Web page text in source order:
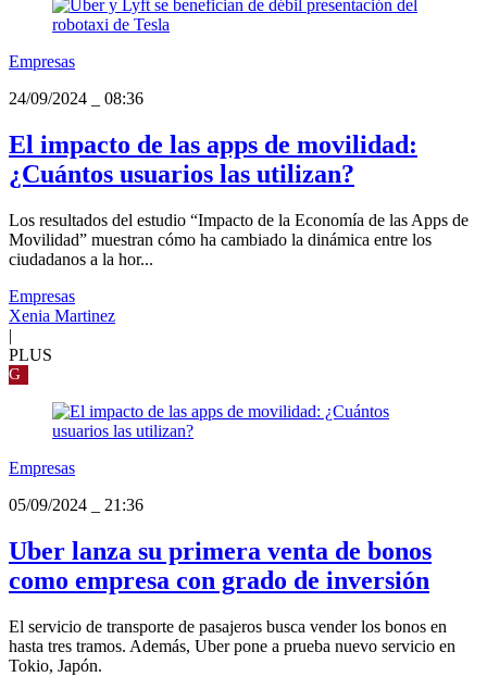
Empresas
24/09/2024
08:36
El impacto de las apps de movilidad:
¿Cuántos usuarios las utilizan?
Los resultados del estudio “Impacto de la Economía de las Apps de
Movilidad” muestran cómo ha cambiado la dinámica entre los
ciudadanos a la hor...
Empresas
Xenia Martinez
|
PLUS
G
Empresas
05/09/2024
21:36
Uber lanza su primera venta de bonos
como empresa con grado de inversión
El servicio de transporte de pasajeros busca vender los bonos en
hasta tres tramos. Además, Uber pone a prueba nuevo servicio en
Tokio, Japón.